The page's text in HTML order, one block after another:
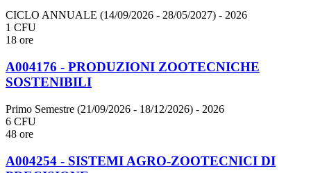
CICLO ANNUALE (14/09/2026 - 28/05/2027) - 2026
1 CFU
18 ore
A004176 - PRODUZIONI ZOOTECNICHE
SOSTENIBILI
Primo Semestre (21/09/2026 - 18/12/2026) - 2026
6 CFU
48 ore
A004254 - SISTEMI AGRO-ZOOTECNICI DI